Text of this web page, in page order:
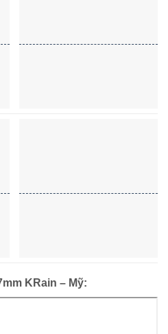
KRain – Mỹ: